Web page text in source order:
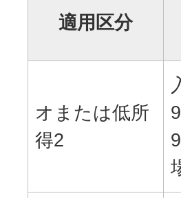
適用区分
オまたは低所
得2